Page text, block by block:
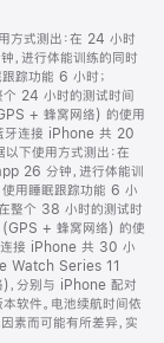
方式测出：在 24 小时
，进行体能训练的同时
踪功能 6 小时；
24 小时的测试时间
+ 蜂窝网络) 的使用
牙连接 iPhone 共 20
下使用方式测出：在
26 分钟，进行体能训
用睡眠跟踪功能 6 小
整个 38 小时的测试时
+ 蜂窝网络) 的使
连接 iPhone 共 30 小
Watch Series 11
分别与 iPhone 配对
软件。电池续航时间依
素而可能有所差异，实